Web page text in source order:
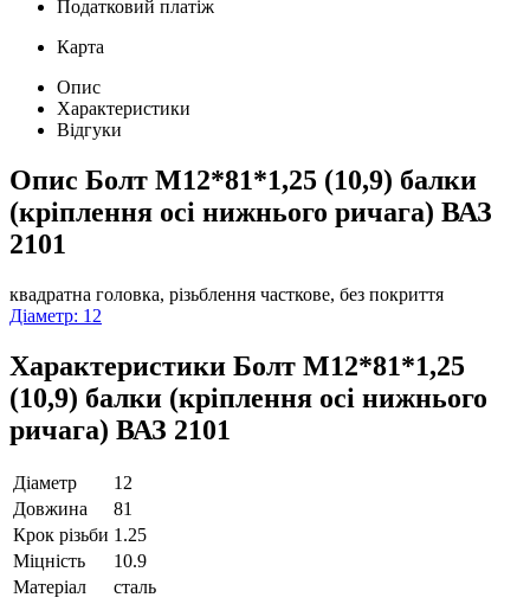
Податковий платіж
Карта
Опис
Характеристики
Відгуки
Опис Болт М12*81*1,25 (10,9) балки
(кріплення осі нижнього ричага) ВАЗ
2101
квадратна головка, різьблення часткове, без покриття
Діаметр: 12
Характеристики Болт М12*81*1,25
(10,9) балки (кріплення осі нижнього
ричага) ВАЗ 2101
Діаметр
12
Довжина
81
Крок різьби 1.25
Міцність
10.9
Матеріал
сталь